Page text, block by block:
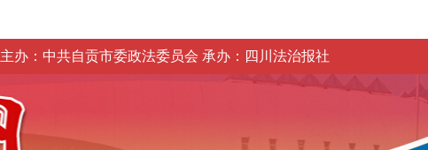
主办：中共自贡市委政法委员会 承办：四川法治报社